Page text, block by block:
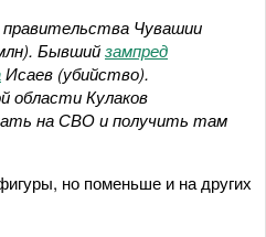
правительства Чувашии
Бывшийзампред
Исаев (убийство).
области Кулаков
на СВО и получить там
но поменьше и на других